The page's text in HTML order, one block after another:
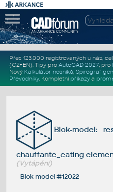
Přes 123.000 registrovaných u nás,
(CZ+EN). Tipy pro AutoCAD 2027, pro
Nový Kalkulátor nosníků, Spirograf
Převodníky. Kompletní příkazya
Blok-model:
chauffante_eating
(Vytápění)
Blok-model #12022